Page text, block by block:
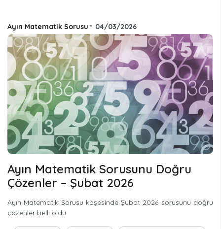
Ayın Matematik Sorusu • 04/03/2026
Ayın Matematik Sorusunu Doğru
Çözenler – Şubat 2026
Ayın Matematik Sorusu köşesinde Şubat 2026 sorusunu doğru
çözenler belli oldu.